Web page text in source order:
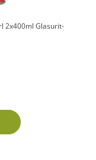
2x400ml Glasurit-